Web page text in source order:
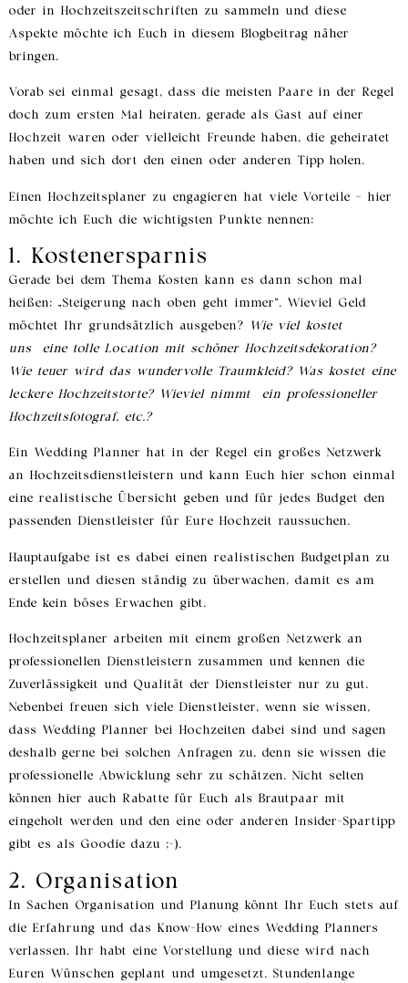
oder in Hochzeitszeitschriften zu sammeln und diese
Aspekte möchte ich Euch in diesem Blogbeitrag näher
bringen.
Vorab sei einmal gesagt, dass die meisten Paare in der Regel
doch zum ersten Mal heiraten, gerade als Gast auf einer
Hochzeit waren oder vielleicht Freunde haben, die geheiratet
haben und sich dort den einen oder anderen Tipp holen.
Einen Hochzeitsplaner zu engagieren hat viele Vorteile – hier
möchte ich Euch die wichtigsten Punkte nennen:
1. Kostenersparnis
Gerade bei dem Thema Kosten kann es dann schon mal
heißen: „Steigerung nach oben geht immer“. Wieviel Geld
möchtet Ihr grundsätzlich ausgeben? Wie viel kostet
uns eine tolle Location mit schöner Hochzeitsdekoration?
Wie teuer wird das wundervolle Traumkleid? Was kostet eine
leckere Hochzeitstorte? Wieviel nimmt ein professioneller
Hochzeitsfotograf, etc.?
Ein Wedding Planner hat in der Regel ein großes Netzwerk
an Hochzeitsdienstleistern und kann Euch hier schon einmal
eine realistische Übersicht geben und für jedes Budget den
passenden Dienstleister für Eure Hochzeit raussuchen.
Hauptaufgabe ist es dabei einen realistischen Budgetplan zu
erstellen und diesen ständig zu überwachen, damit es am
Ende kein böses Erwachen gibt.
Hochzeitsplaner arbeiten mit einem großen Netzwerk an
professionellen Dienstleistern zusammen und kennen die
Zuverlässigkeit und Qualität der Dienstleister nur zu gut.
Nebenbei freuen sich viele Dienstleister, wenn sie wissen,
dass Wedding Planner bei Hochzeiten dabei sind und sagen
deshalb gerne bei solchen Anfragen zu, denn sie wissen die
professionelle Abwicklung sehr zu schätzen. Nicht selten
können hier auch Rabatte für Euch als Brautpaar mit
eingeholt werden und den eine oder anderen Insider-Spartipp
gibt es als Goodie dazu ;-).
2. Organisation
In Sachen Organisation und Planung könnt Ihr Euch stets auf
die Erfahrung und das Know-How eines Wedding Planners
verlassen. Ihr habt eine Vorstellung und diese wird nach
Euren Wünschen geplant und umgesetzt. Stundenlange